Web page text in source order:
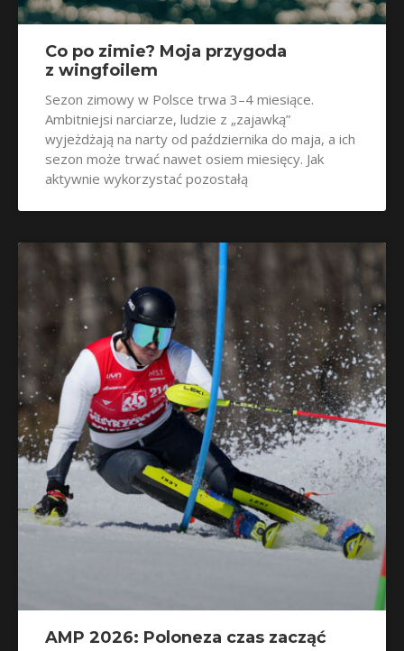
Co po zimie? Moja przygoda
z wingfoilem
Sezon zimowy w Polsce trwa 3–4 miesiące.
Ambitniejsi narciarze, ludzie z „zajawką”
wyjeżdżają na narty od października do maja, a ich
sezon może trwać nawet osiem miesięcy. Jak
aktywnie wykorzystać pozostałą
AMP 2026: Poloneza czas zacząć